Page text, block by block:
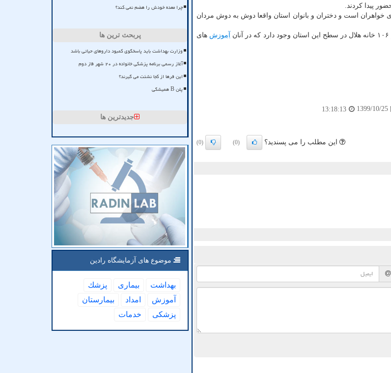
پیدا کردند.
است و دختران و بانوان استان واقعا دوش به دوش مردان
آموزش های
1399/10/25
13:18:13
این مطلب را می پسندید؟ (0)
(0)
چرا معده خودش را هضم نمی کند؟
پربحث ترین ها
وزارت بهداشت باید پاسخگوی کمبود داروهای حیاتی باشد
آغاز رسمی برنامه پزشکی خانواده در ۲۰ شهر فاز دوم
این فرها از کجا نشئت می گیرند؟
پلن B همیشگی
جدیدترین ها
موضوع های آزمایشگاه رادین
بهداشت بیماری
پزشك
آموزش
امداد
بیمارستان
پزشكی
خدمات